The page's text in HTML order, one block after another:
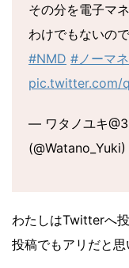
その分を電子マ
わけでもないの
#NMD #ノーマ
pic.twitter.com/
— ワタノユキ@3
(@Watano_Yuki)
わたしはTwitterへ
投稿でもアリだと思